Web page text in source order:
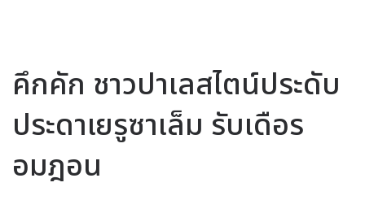
คึกคัก ชาวปาเลสไตน์ประดับ
ประดาเยรูซาเล็ม รับเดือร
อมฎอน